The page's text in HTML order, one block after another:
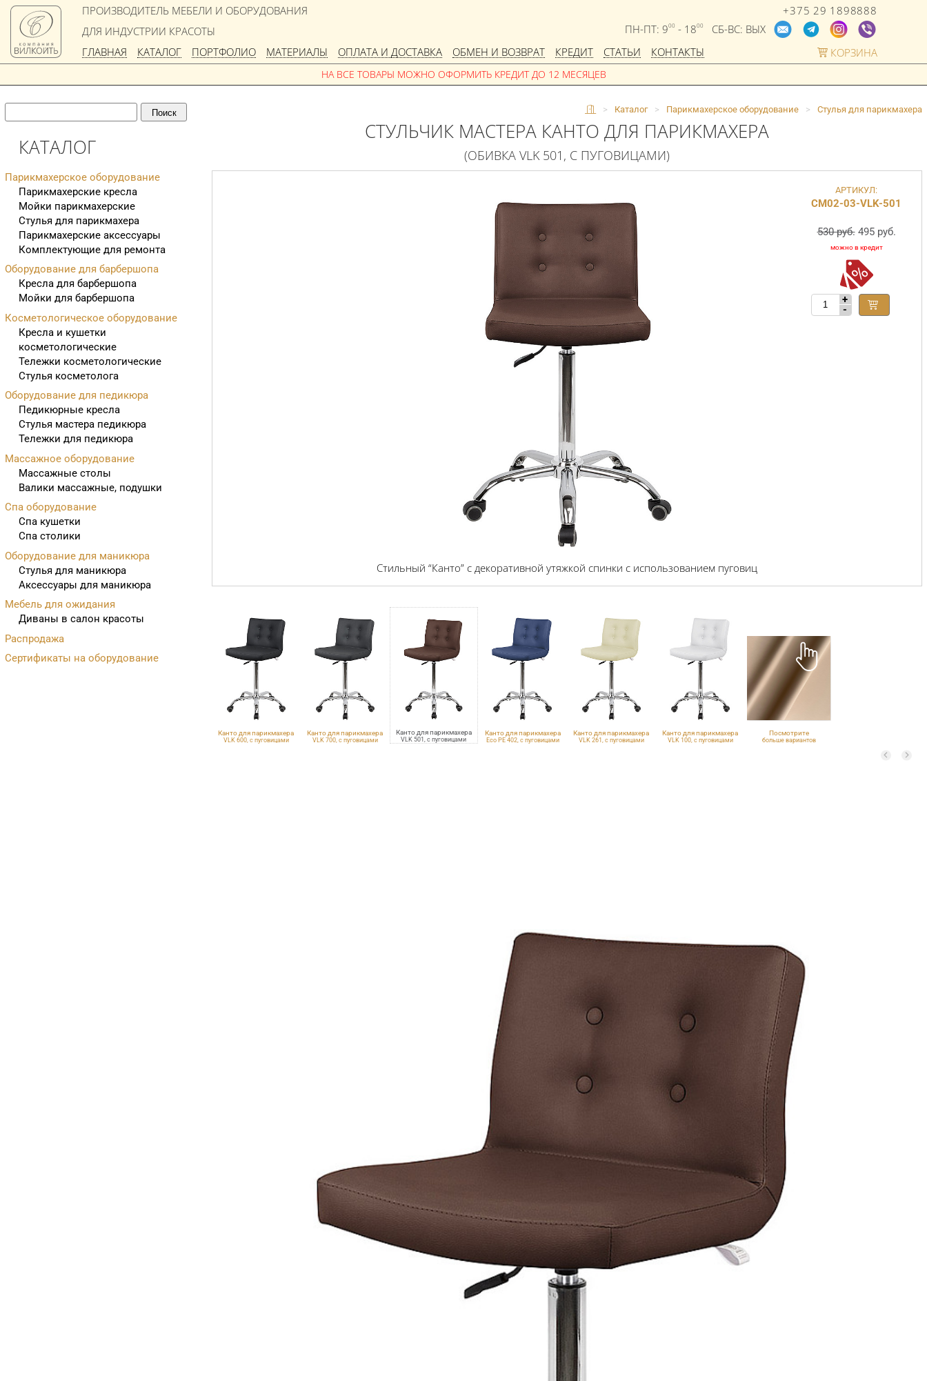
ПРОИЗВОДИТЕЛЬ МЕБЕЛИ И ОБОРУДОВАНИЯ
ДЛЯ ИНДУСТРИИ КРАСОТЫ
+375 29 1898888
ПН-ПТ: 900 - 1800
СБ-ВС: ВЫХ
ГЛАВНАЯ
КАТАЛОГ ПОРТФОЛИО МАТЕРИАЛЫ ОПЛАТА И ДОСТАВКА ОБМЕН И ВОЗВРАТ КРЕДИТ СТАТЬИ КОНТАКТЫ КОРЗИНА
> Каталог > Парикмахерское оборудование > Стулья для парикмахера
СТУЛЬЧИК МАСТЕРА КАНТО ДЛЯ ПАРИКМАХЕРА
(ОБИВКА VLK 501, С ПУГОВИЦАМИ)
АРТИКУЛ:
СМ02-03-VLK-501
530 руб. 495 руб.
+
-
Стильный “Канто” с декоративной утяжкой спинки с использованием пуговиц
Канто для парикмахера
VLK 600, с пуговицами
Канто для парикмахера
VLK 700, с пуговицами
Канто для парикмахера
VLK 501, с пуговицами
Канто для парикмахера
Eco PE 402, с пуговицами
Канто для парикмахера
VLK 261, с пуговицами
Канто для парикмахера
VLK 100, с пуговицами
Посмотрите
больше вариантов
КАТАЛОГ
Парикмахерское оборудование
Парикмахерские кресла
Мойки парикмахерские
Стулья для парикмахера
Парикмахерские аксессуары
Комплектующие для ремонта
Оборудование для барбершопа
Кресла для барбершопа
Мойки для барбершопа
Косметологическое оборудование
Кресла и кушетки
косметологические
Тележки косметологические
Стулья косметолога
Оборудование для педикюра
Педикюрные кресла
Стулья мастера педикюра
Тележки для педикюра
Массажное оборудование
Массажные столы
Валики массажные, подушки
Спа оборудование
Спа кушетки
Спа столики
Оборудование для маникюра
Стулья для маникюра
Аксессуары для маникюра
Мебель для ожидания
Диваны в салон красоты
Распродажа
Сертификаты на оборудование